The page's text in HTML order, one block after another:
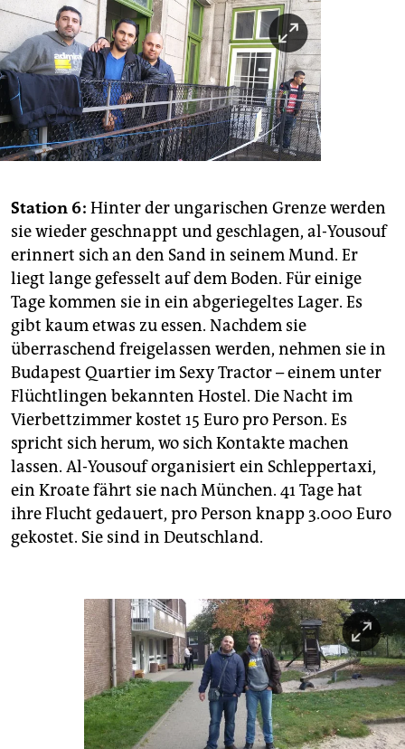
Station 6: Hinter der ungarischen Grenze werden
sie wieder geschnappt und geschlagen, al-Yousouf
erinnert sich an den Sand in seinem Mund. Er
liegt lange gefesselt auf dem Boden. Für einige
Tage kommen sie in ein abgeriegeltes Lager. Es
gibt kaum etwas zu essen. Nachdem sie
überraschend freigelassen werden, nehmen sie in
Budapest Quartier im Sexy Tractor – einem unter
Flüchtlingen bekannten Hostel. Die Nacht im
Vierbettzimmer kostet 15 Euro pro Person. Es
spricht sich herum, wo sich Kontakte machen
lassen. Al-Yousouf organisiert ein Schleppertaxi,
ein Kroate fährt sie nach München. 41 Tage hat
ihre Flucht gedauert, pro Person knapp 3.000 Euro
gekostet. Sie sind in Deutschland.